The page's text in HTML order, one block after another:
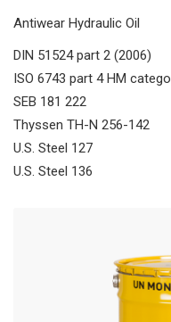
Antiwear Hydraulic Oil
DIN 51524 part 2 (2006)
ISO 6743 part 4 HM
SEB 181 222
Thyssen TH-N 256-142
U.S. Steel 127
U.S. Steel 136